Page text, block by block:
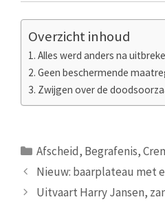
Overzicht inhoud
Alles werd anders na
Geen beschermende
Zwijgen over de
Categorieën
Afscheid, Begrafenis,
Nieuw: baarplateau met
Uitvaart Harry Jansen,